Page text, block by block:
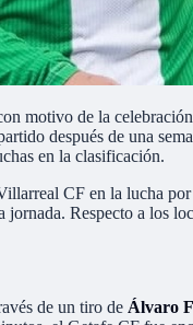
motivo de la
después de una
en la clasificación.
CF en la lucha
Respecto a los
de un tiro de Álvaro